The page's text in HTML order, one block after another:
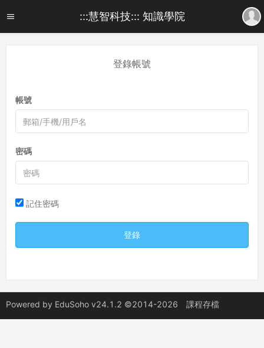
:::慧智科技::: 知識學院
登錄帳號
帳號
密碼
記住密碼
登錄
Powered by EduSoho v24.1.2 ©2014-2026 課程存檔